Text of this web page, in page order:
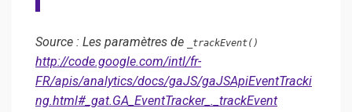
Source : Les paramètres de _trackEvent()
http://code.google.com/intl/fr-
FR/apis/analytics/docs/gaJS/gaJSApiEventTracki
ng.html#_gat.GA_EventTracker_._trackEvent